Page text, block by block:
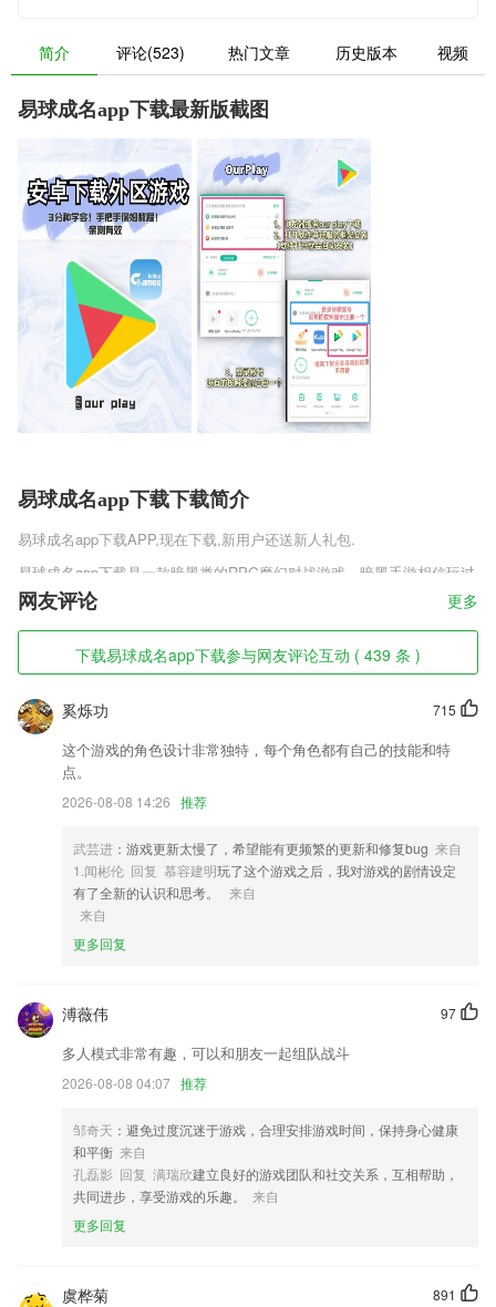
简介 评论(523) 热门文章 历史版本 视频
易球成名app下载最新版截图
易球成名app下载下载简介
易球成名app下载APP,现在下载,新用户还送新人礼包.
易球成名app下载是一款暗黑类的RPG魔幻对战游戏，暗黑手游相信玩过
的人都会被神器的装备系统，超强的单件与套装所吸引，几种职业自由选
择，同种职业不同技能玩法各有千秋，高难度副本极致操作击杀boss获
取强力装备，提升等级升级大招，炫酷华丽时装属性加成，强大魔宠助你
在这个暗黑底下中称王。
易球成名app下载软件特色
1,早读、课前预习、课后巩固
2,提供给您最需要的优质科普文章，个性化订阅，精准化推荐，让科普学
4,老师登陆可以查看及发送学生在校、离校信息。
5,课程体系，提供美术书法手工等多种类别优质的音视频、教学方案、图
片素材等教学资源；
6,一站式服务：试卷分析+清华积极幸福课，学习需要好状态。
1.练习册内容也能同步查看，在平台同步学习小学数学。
2.比较全面的培训信息，在线视频学习以及课程还有随堂练习服务都有提
程结构，让孩子快乐的学习并掌握知识点。
4.课程按年级分类，根据类型快速找到符合孩子年龄段的课程。
5.·讲解，进入本单元的教学大纲，提示用户需要掌握的知识点及重点单
网友评论 更多
下载易球成名app下载参与网友评论互动 ( 439 条 )
715
奚烁功
这个游戏的角色设计非常独特，每个角色都有自己的技能和特
点。
2026-08-08 14:26 推荐
武芸进 ：游戏更新太慢了，希望能有更频繁的更新和修复bug 来自
1.闻彬伦 回复 慕容建明玩了这个游戏之后，我对游戏的剧情设定
有了全新的认识和思考。
来自
来自
更多回复
97
溥薇伟
多人模式非常有趣，可以和朋友一起组队战斗
2026-08-08 04:07 推荐
邹奇天 ：避免过度沉迷于游戏，合理安排游戏时间，保持身心健康
和平衡 来自
孔磊影 回复 满瑞欣建立良好的游戏团队和社交关系，互相帮助，
共同进步，享受游戏的乐趣。
来自
更多回复
891
虞桦菊